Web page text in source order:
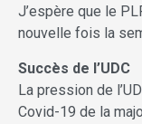
J’espère que le
nouvelle fois la
Succès de l’UDC
La pression de
Covid-19 de la